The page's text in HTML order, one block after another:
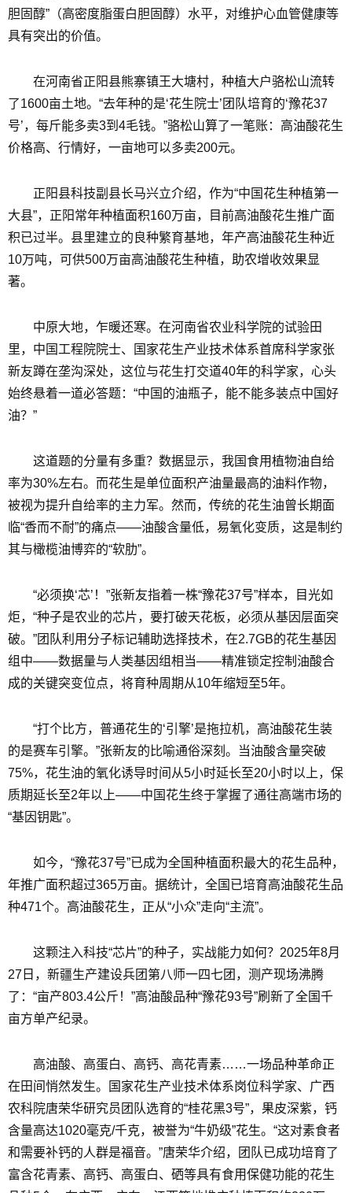
胆固醇”（高密度脂蛋白胆固醇）水平，对维护心血管健康等
具有突出的价值。
在河南省正阳县熊寨镇王大塘村，种植大户骆松山流转
了1600亩土地。“去年种的是‘花生院士’团队培育的‘豫花37
号’，每斤能多卖3到4毛钱。”骆松山算了一笔账：高油酸花生
价格高、行情好，一亩地可以多卖200元。
正阳县科技副县长马兴立介绍，作为“中国花生种植第一
大县”，正阳常年种植面积160万亩，目前高油酸花生推广面
积已过半。县里建立的良种繁育基地，年产高油酸花生种近
10万吨，可供500万亩高油酸花生种植，助农增收效果显
著。
中原大地，乍暖还寒。在河南省农业科学院的试验田
里，中国工程院院士、国家花生产业技术体系首席科学家张
新友蹲在垄沟深处，这位与花生打交道40年的科学家，心头
始终悬着一道必答题：“中国的油瓶子，能不能多装点中国好
油？”
这道题的分量有多重？数据显示，我国食用植物油自给
率为30%左右。而花生是单位面积产油量最高的油料作物，
被视为提升自给率的主力军。然而，传统的花生油曾长期面
临“香而不耐”的痛点——油酸含量低，易氧化变质，这是制约
其与橄榄油博弈的“软肋”。
“必须换‘芯’！”张新友指着一株“豫花37号”样本，目光如
炬，“种子是农业的芯片，要打破天花板，必须从基因层面突
破。”团队利用分子标记辅助选择技术，在2.7GB的花生基因
组中——数据量与人类基因组相当——精准锁定控制油酸合
成的关键突变位点，将育种周期从10年缩短至5年。
“打个比方，普通花生的‘引擎’是拖拉机，高油酸花生装
的是赛车引擎。”张新友的比喻通俗深刻。当油酸含量突破
75%，花生油的氧化诱导时间从5小时延长至20小时以上，保
质期延长至2年以上——中国花生终于掌握了通往高端市场的
“基因钥匙”。
如今，“豫花37号”已成为全国种植面积最大的花生品种，
年推广面积超过365万亩。据统计，全国已培育高油酸花生品
种471个。高油酸花生，正从“小众”走向“主流”。
这颗注入科技“芯片”的种子，实战能力如何？2025年8月
27日，新疆生产建设兵团第八师一四七团，测产现场沸腾
了：“亩产803.4公斤！”高油酸品种“豫花93号”刷新了全国千
亩方单产纪录。
高油酸、高蛋白、高钙、高花青素……一场品种革命正
在田间悄然发生。国家花生产业技术体系岗位科学家、广西
农科院唐荣华研究员团队选育的“桂花黑3号”，果皮深紫，钙
含量高达1020毫克/千克，被誉为“牛奶级”花生。“这对素食者
和需要补钙的人群是福音。”唐荣华介绍，团队已成功培育了
富含花青素、高钙、高蛋白、硒等具有食用保健功能的花生